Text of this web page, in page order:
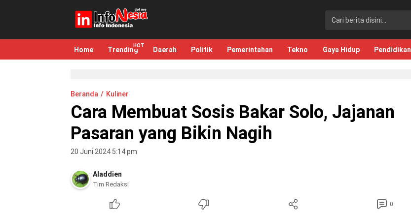
infonesia.me
Info Indonesia
Home Trending Daerah Politik Pemerintahan Tekno Gaya Hidup Pendidikan
Beranda Kuliner
Cara Membuat Sosis Bakar Solo, Jajanan
Pasaran yang Bikin Nagih
20 Juni 2024 5:14 pm
Aladdien
Tim Redaksi
0